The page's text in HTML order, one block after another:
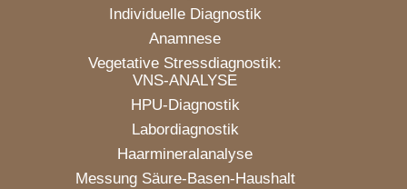
Individuelle Diagnostik
Anamnese
Vegetative Stressdiagnostik:
VNS-ANALYSE
HPU-Diagnostik
Labordiagnostik
Haarmineralanalyse
Messung Säure-Basen-Haushalt